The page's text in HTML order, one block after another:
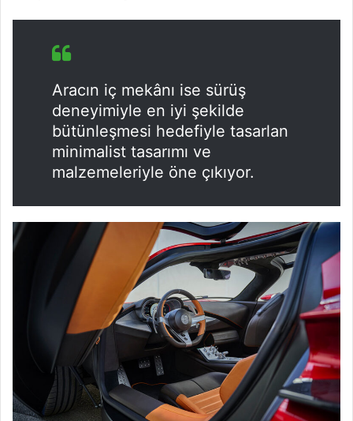
Aracın iç mekânı ise sürüş
deneyimiyle en iyi şekilde
bütünleşmesi hedefiyle tasarlan
minimalist tasarımı ve
malzemeleriyle öne çıkıyor.